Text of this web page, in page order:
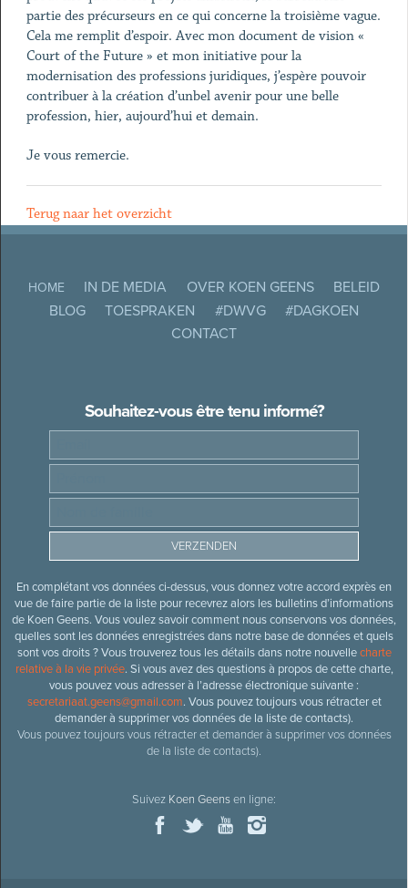
partie des précurseurs en ce qui concerne la troisième vague.
Cela me remplit d’espoir. Avec mon document de vision «
Court of the Future » et mon initiative pour la
modernisation des professions juridiques, j’espère pouvoir
contribuer à la création d’unbel avenir pour une belle
profession, hier, aujourd’hui et demain.
Je vous remercie.
Terug naar het overzicht
HOME IN DE MEDIA OVER KOEN GEENS
BELEID
BLOG
TOESPRAKEN #DWVG
#DAGKOEN
CONTACT
Souhaitez-vous être tenu informé?
En complétant vos données ci-dessus, vous donnez votre accord exprès en
vue de faire partie de la liste pour recevrez alors les bulletins d’informations
de Koen Geens. Vous voulez savoir comment nous conservons vos données,
quelles sont les données enregistrées dans notre base de données et quels
sont vos droits ? Vous trouverez tous les détails dans notre nouvellecharte
relative à la vie privée. Si vous avez des questions à propos de cette charte,
vous pouvez vous adresser à l’adresse électronique suivante :
secretariaat.geens@gmail.com. Vous pouvez toujours vous rétracter et
demander à supprimer vos données de la liste de contacts).
Vous pouvez toujours vous rétracter et demander à supprimer vos données
de la liste de contacts).
Suivez Koen Geensen ligne: